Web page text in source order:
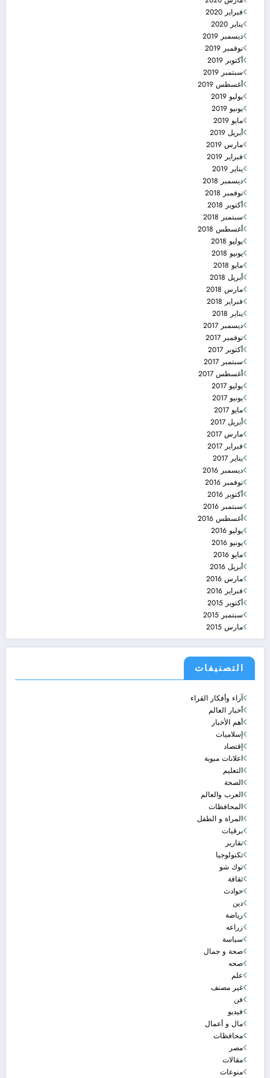
فبراير 2020
يناير 2020
ديسمبر 2019
نوفمبر 2019
أكتوبر 2019
سبتمبر 2019
أغسطس 2019
يوليو 2019
يونيو 2019
مايو 2019
أبريل 2019
مارس 2019
فبراير 2019
يناير 2019
ديسمبر 2018
نوفمبر 2018
أكتوبر 2018
سبتمبر 2018
أغسطس 2018
يوليو 2018
يونيو 2018
مايو 2018
أبريل 2018
مارس 2018
فبراير 2018
يناير 2018
ديسمبر 2017
نوفمبر 2017
أكتوبر 2017
سبتمبر 2017
أغسطس 2017
يوليو 2017
يونيو 2017
مايو 2017
أبريل 2017
مارس 2017
فبراير 2017
يناير 2017
ديسمبر 2016
نوفمبر 2016
أكتوبر 2016
سبتمبر 2016
أغسطس 2016
يوليو 2016
يونيو 2016
مايو 2016
أبريل 2016
مارس 2016
فبراير 2016
أكتوبر 2015
سبتمبر 2015
مارس 2015
التصنيفات
آراء وأفكار القراء
أخبار العالم
أهم الأخبار
إسلاميات
إقتصاد
اعلانات مبوبة
التعليم
الصحة
العرب والعالم
المحافظات
المراة و الطفل
برقيات
تقارير
تكنولوجيا
توك شو
ثقافة
حوادث
دين
رياضة
زراعه
سياسة
صحة و جمال
صحه
علم
غير مصنف
فن
فيديو
مال و أعمال
محافظات
مصر
مقالات
منوعات